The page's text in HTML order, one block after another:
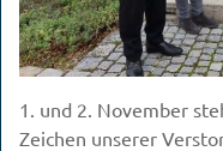
1. und 2. November
Zeichen unserer